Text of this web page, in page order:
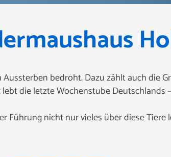
bedroht. Dazu zählt auch die
die letzte Wochenstube Deutschlands
Führung nicht nur vieles über diese